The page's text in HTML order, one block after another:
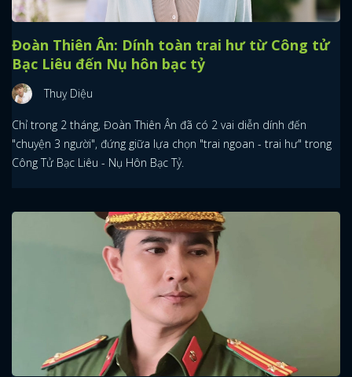
Đoàn Thiên Ân: Dính toàn trai hư từ Công tử
Bạc Liêu đến Nụ hôn bạc tỷ
Thuỵ Diệu
Chỉ trong 2 tháng, Đoàn Thiên Ân đã có 2 vai diễn dính đến
"chuyện 3 người", đứng giữa lựa chọn "trai ngoan - trai hư" trong
Công Tử Bạc Liêu - Nụ Hôn Bạc Tỷ.